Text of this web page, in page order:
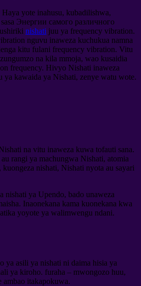
yote inahusu, kubadilishwa,
Энергии самого различного
nishati juu ya frequency vibration.
nguvu inaweza kuchukua namna
kitu fulani frequency vibration. Vitu
na kila mmoja, wao kusaidia
frequency. Hivyo Nishati inaweza
ya kawaida ya Nishati, zenye watu wote.
na vitu inaweza kuwa tofauti sana.
rangi ya machungwa Nishati, atomia
nishati, Nishati nyota au sayari
nishati ya Upendo, bado unaweza
Inaonekana kama kuonekana kwa
yoyote ya walimwengu ndani.
ya asili ya nishati ni daima hisia ya
ya kiroho. furaha – mwongozo huu,
itakapokuwa.